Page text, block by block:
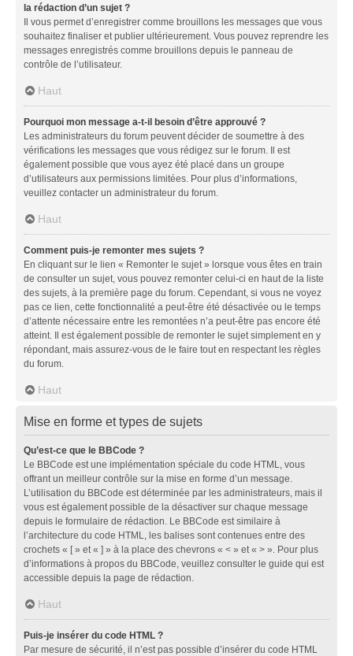
la rédaction d’un sujet ?
Il vous permet d’enregistrer comme brouillons les messages que vous
souhaitez finaliser et publier ultérieurement. Vous pouvez reprendre les
messages enregistrés comme brouillons depuis le panneau de
contrôle de l’utilisateur.
Haut
Pourquoi mon message a-t-il besoin d’être approuvé ?
Les administrateurs du forum peuvent décider de soumettre à des
vérifications les messages que vous rédigez sur le forum. Il est
également possible que vous ayez été placé dans un groupe
d’utilisateurs aux permissions limitées. Pour plus d’informations,
veuillez contacter un administrateur du forum.
Haut
Comment puis-je remonter mes sujets ?
En cliquant sur le lien « Remonter le sujet » lorsque vous êtes en train
de consulter un sujet, vous pouvez remonter celui-ci en haut de la liste
des sujets, à la première page du forum. Cependant, si vous ne voyez
pas ce lien, cette fonctionnalité a peut-être été désactivée ou le temps
d’attente nécessaire entre les remontées n’a peut-être pas encore été
atteint. Il est également possible de remonter le sujet simplement en y
répondant, mais assurez-vous de le faire tout en respectant les règles
du forum.
Haut
Mise en forme et types de sujets
Qu’est-ce que le BBCode ?
Le BBCode est une implémentation spéciale du code HTML, vous
offrant un meilleur contrôle sur la mise en forme d’un message.
L’utilisation du BBCode est déterminée par les administrateurs, mais il
vous est également possible de la désactiver sur chaque message
depuis le formulaire de rédaction. Le BBCode est similaire à
l’architecture du code HTML, les balises sont contenues entre des
crochets « [ » et « ] » à la place des chevrons « < » et « > ». Pour plus
d’informations à propos du BBCode, veuillez consulter le guide qui est
accessible depuis la page de rédaction.
Haut
Puis-je insérer du code HTML ?
Par mesure de sécurité, il n’est pas possible d’insérer du code HTML